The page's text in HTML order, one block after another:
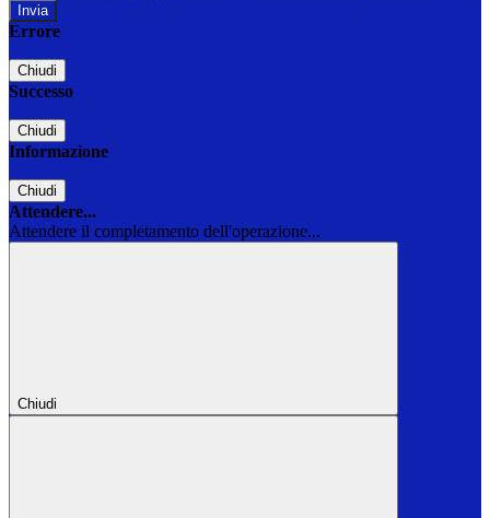
Errore
Chiudi
Successo
Chiudi
Informazione
Chiudi
Attendere...
Attendere il completamento dell'operazione...
Chiudi